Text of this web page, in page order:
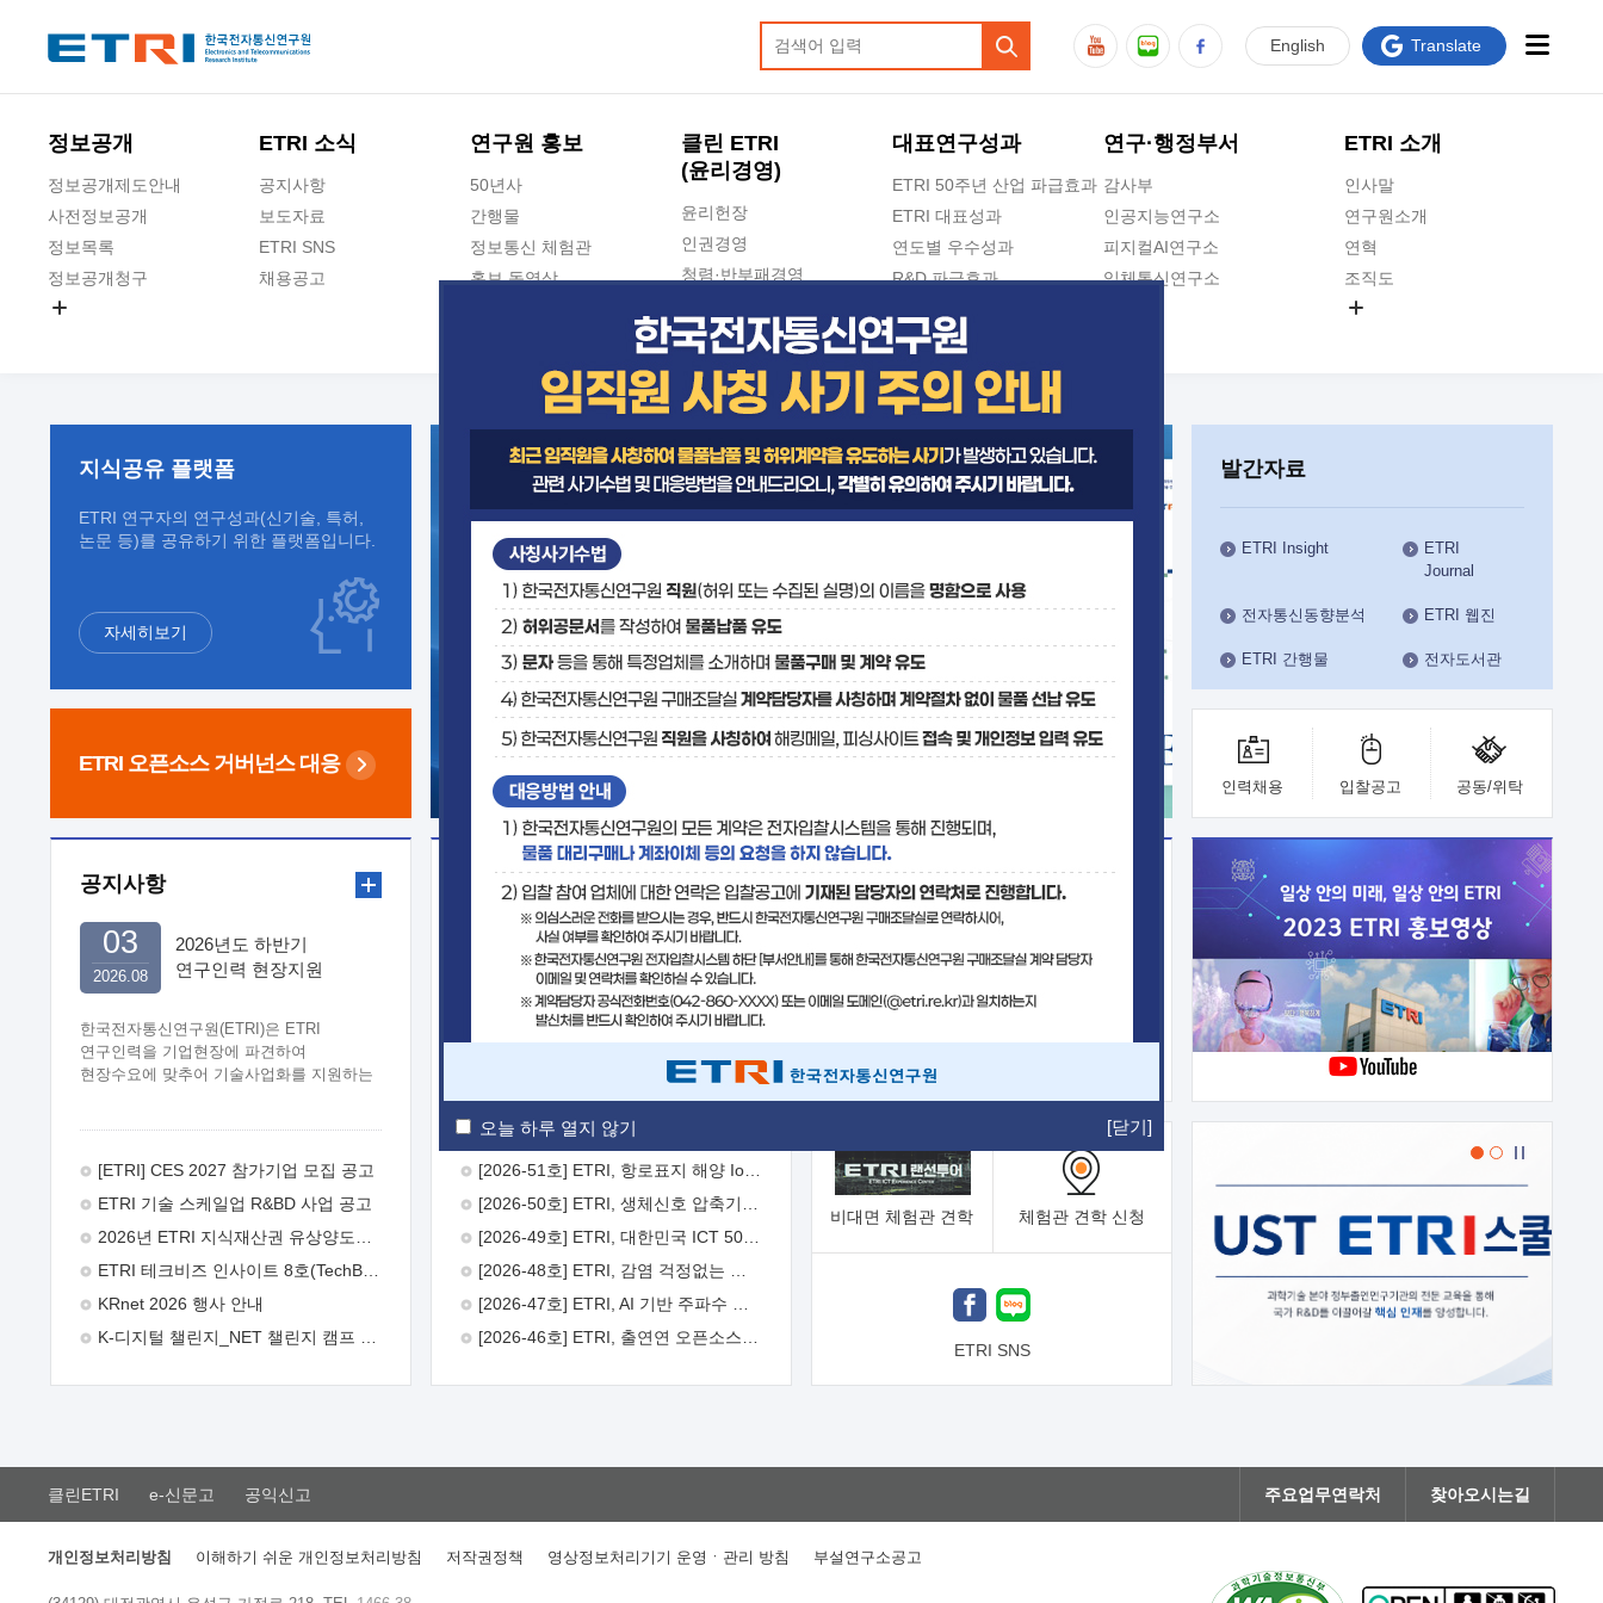
오늘 하루 열지 않기 [닫기]
정보공개
정보공개제도안내
사전정보공개
정보목록
정보공개청구
ETRI 소식
공지사항
보도자료
ETRI SNS
채용공고
연구원 홍보
50년사
간행물
정보통신 체험관
홍보 동영상
클린 ETRI
(윤리경영)
윤리헌장
인권경영
청렴·반부패경영
청렴포털 신고
수의계약 현황
부패징계 현황
감사결과공개
대표연구성과
ETRI 50주년 산업 파급효과
ETRI 대표성과
연도별 우수성과
R&D 파급효과
지식공유플랫폼
연구·행정부서
감사부
인공지능연구소
피지컬AI연구소
입체통신연구소
인공지능안전연구소
우주항공반도체전략연구단
대경권연구본부
호남권연구본부
기획본부
사업화본부
행정본부
대외협력부
ETRI 소개
인사말
연구원소개
연혁
조직도
ETRI CI
English Translate
지식공유 플랫폼
ETRI 연구자의 연구성과(신기술, 특허,
논문 등)를 공유하기 위한 플랫폼입니다.
자세히보기
ETRI 오픈소스 거버넌스 대응
발간자료
ETRI Insight
ETRI
Journal
전자통신동향분석 ETRI 웹진
ETRI 간행물 전자도서관
인력채용 입찰공고 공동/위탁
공지사항
2026년도 하반기
연구인력 현장지원
한국전자통신연구원(ETRI)은 ETRI
연구인력을 기업현장에 파견하여
현장수요에 맞추어 기술사업화를 지원하는
주시기 바랍니다. 2026년 8월
추진목적: ETRI 인력을 기업현장에 파견.
기술지원을 실시함으로써 ETRI 개발기술의
극대화하고, 지원기업을 강견기업으로
육성하고자 함.  신청자격: ETRI
ETRI 창업/연구소기업, 기술이전/출자기업
(2 ~ 3년차) 연봉의 40%  추진일정(1)
희망기업 신청/접수(2)희망인력-희망기업
매칭(3)현장조사/ 선정(심의)(4)협약체결
26일 9월초순 9월 중순 10월 이후*
2026.08
03
[ETRI] CES 2027 참가기업 모집 공고
ETRI 기술 스케일업 R&BD 사업 공고
ETRI 테크비즈 인사이트 8호(TechBiz Insight Vol.8) 발간
KRnet 2026 행사 안내
보도자료
[2026-52호] ETRI, ITU-T 자율주행차 국제표준화 주도한다
기술사업화플랫폼/기술이전
기술예고 중소기업 지원
보유특허 이전가능 기술
융합기술연구생산센터 반도체실험실
비대면 체험관 견학 체험관 견학 신청
ETRI SNS
클린ETRI e-신문고 공익신고 주요업무연락처 찾아오시는길
개인정보처리방침 이해하기 쉬운 개인정보처리방침 저작권정책 영상정보처리기기 운영ㆍ관리 방침 부설연구소공고